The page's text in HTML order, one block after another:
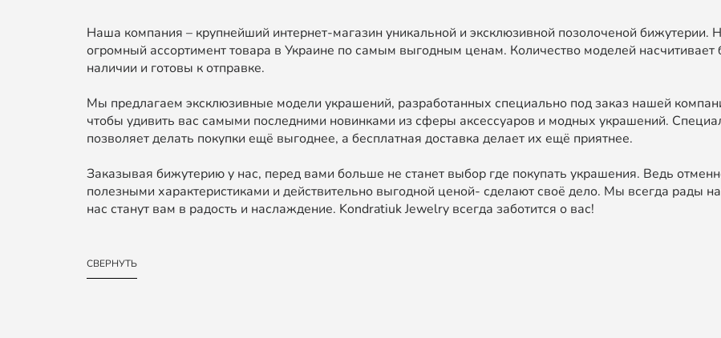
Наша компания – крупнейший интернет-магазин уникальной и эксклюзивной позолоченой бижутерии.
огромный ассортимент товара в Украине по самым выгодным ценам. Количество моделей
наличии и готовы к отправке.
Мы предлагаем эксклюзивные модели украшений, разработанных специально под заказ нашей
чтобы удивить вас самыми последними новинками из сферы аксессуаров и модных украшений.
позволяет делать покупки ещё выгоднее, а бесплатная доставка делает их ещё приятнее.
Заказывая бижутерию у нас, перед вами больше не станет выбор где покупать украшения. Ведь
полезными характеристиками и действительно выгодной ценой- сделают своё дело. Мы всегда рады
нас станут вам в радость и наслаждение. Kondratiuk Jewelry всегда заботится о вас!
СВЕРНУТЬ